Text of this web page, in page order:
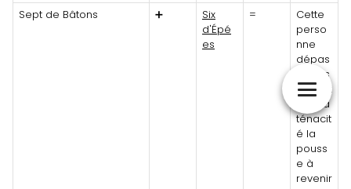
Sept de Bâtons
➕
Six
d'Épé
es
=
Cette
perso
nne
dépas
se ses
difficult
és ; sa
ténacit
é la
pouss
e à
revenir